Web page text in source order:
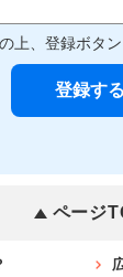
上、登録ボタン
ページ